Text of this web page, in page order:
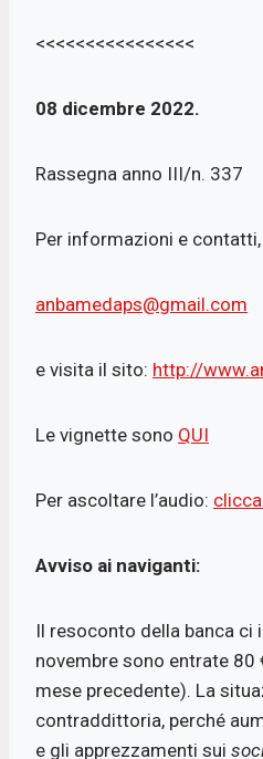
<<<<<<<<<<<<<<<<
08 dicembre 2022.
Rassegna anno III/n. 337
Per informazioni e
anbamedaps@gmail.com
e visita il sito: http://
Le vignette sono QUI
Per ascoltare l’audio:
Avviso ai naviganti:
Il resoconto della banca ci
novembre sono entrate 80
mese precedente). La
contraddittoria, perché
e gli apprezzamenti sui